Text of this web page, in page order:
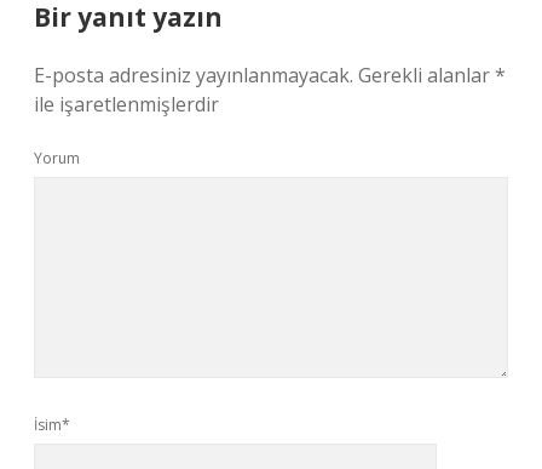
Bir yanıt yazın
E-posta adresiniz yayınlanmayacak. Gerekli alanlar*
ile işaretlenmişlerdir
Yorum
İsim*